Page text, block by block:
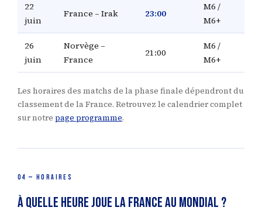
22
juin
France – Irak 23:00
M6 /
M6+
26
juin
Norvège –
France
21:00
M6 /
M6+
Les horaires des matchs de la phase finale dépendront du
classement de la France. Retrouvez le calendrier complet
sur notre page programme.
04 — HORAIRES
À quelle heure joue la France au Mondial ?